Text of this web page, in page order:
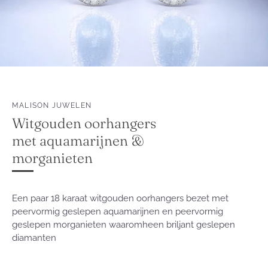
MALISON JUWELEN
Witgouden oorhangers
met aquamarijnen &
morganieten
Een paar 18 karaat witgouden oorhangers bezet met
peervormig geslepen aquamarijnen en peervormig
geslepen morganieten waaromheen briljant geslepen
diamanten